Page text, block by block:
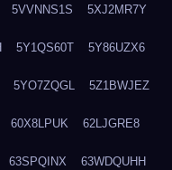
5VVNNS1S 5XJ2MR7Y
5Y1QS60T 5Y86UZX6
5YO7ZQGL 5Z1BWJEZ
60X8LPUK 62LJGRE8
63SPQINX 63WDQUHH